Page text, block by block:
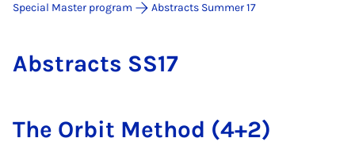
Special Master program
Abstracts Summer 17
Ab­s­tracts SS17
The Orbit Method (4+2)